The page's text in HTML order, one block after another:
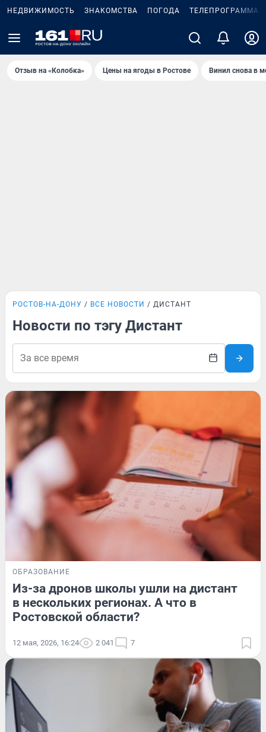
НЕДВИЖИМОСТЬ ЗНАКОМСТВА ПОГОДА ТЕЛЕПРОГРАММА
Отзыв на «Колобка» Цены на ягоды в Ростове Винил снова в
РОСТОВ-НА-ДОНУ ВСЕ НОВОСТИ ДИСТАНТ
Новости по тэгу Дистант
ОБРАЗОВАНИЕ
Из-за дронов школы ушли на дистант
в нескольких регионах. А что в
Ростовской области?
12 мая, 2026, 16:24 2 041 7